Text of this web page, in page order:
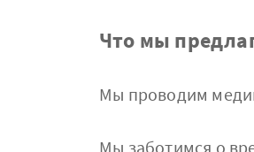
Что мы
Мы проводим
Мы заботимся о